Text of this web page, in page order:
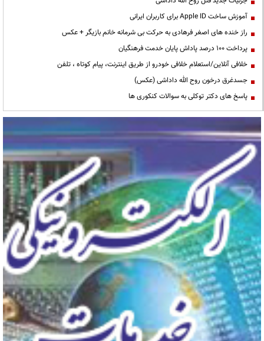
آموزش ساخت Apple ID برای کاربران ایرانی
راز خنده های اصغر فرهادی به حرکت بی شرمانه خانم بازیگر + عکس
پرداخت ۱۰۰ درصد پاداش پایان خدمت فرهنگیان
خلافی آنلاین/استعلام خلافی خودرو از طریق اینترنت، پیام کوتاه ، تلفن
جسدغرق درخون روح الله داداشی (عکس)
پاسخ های دکتر توکلی به سوالات کنکوری ها